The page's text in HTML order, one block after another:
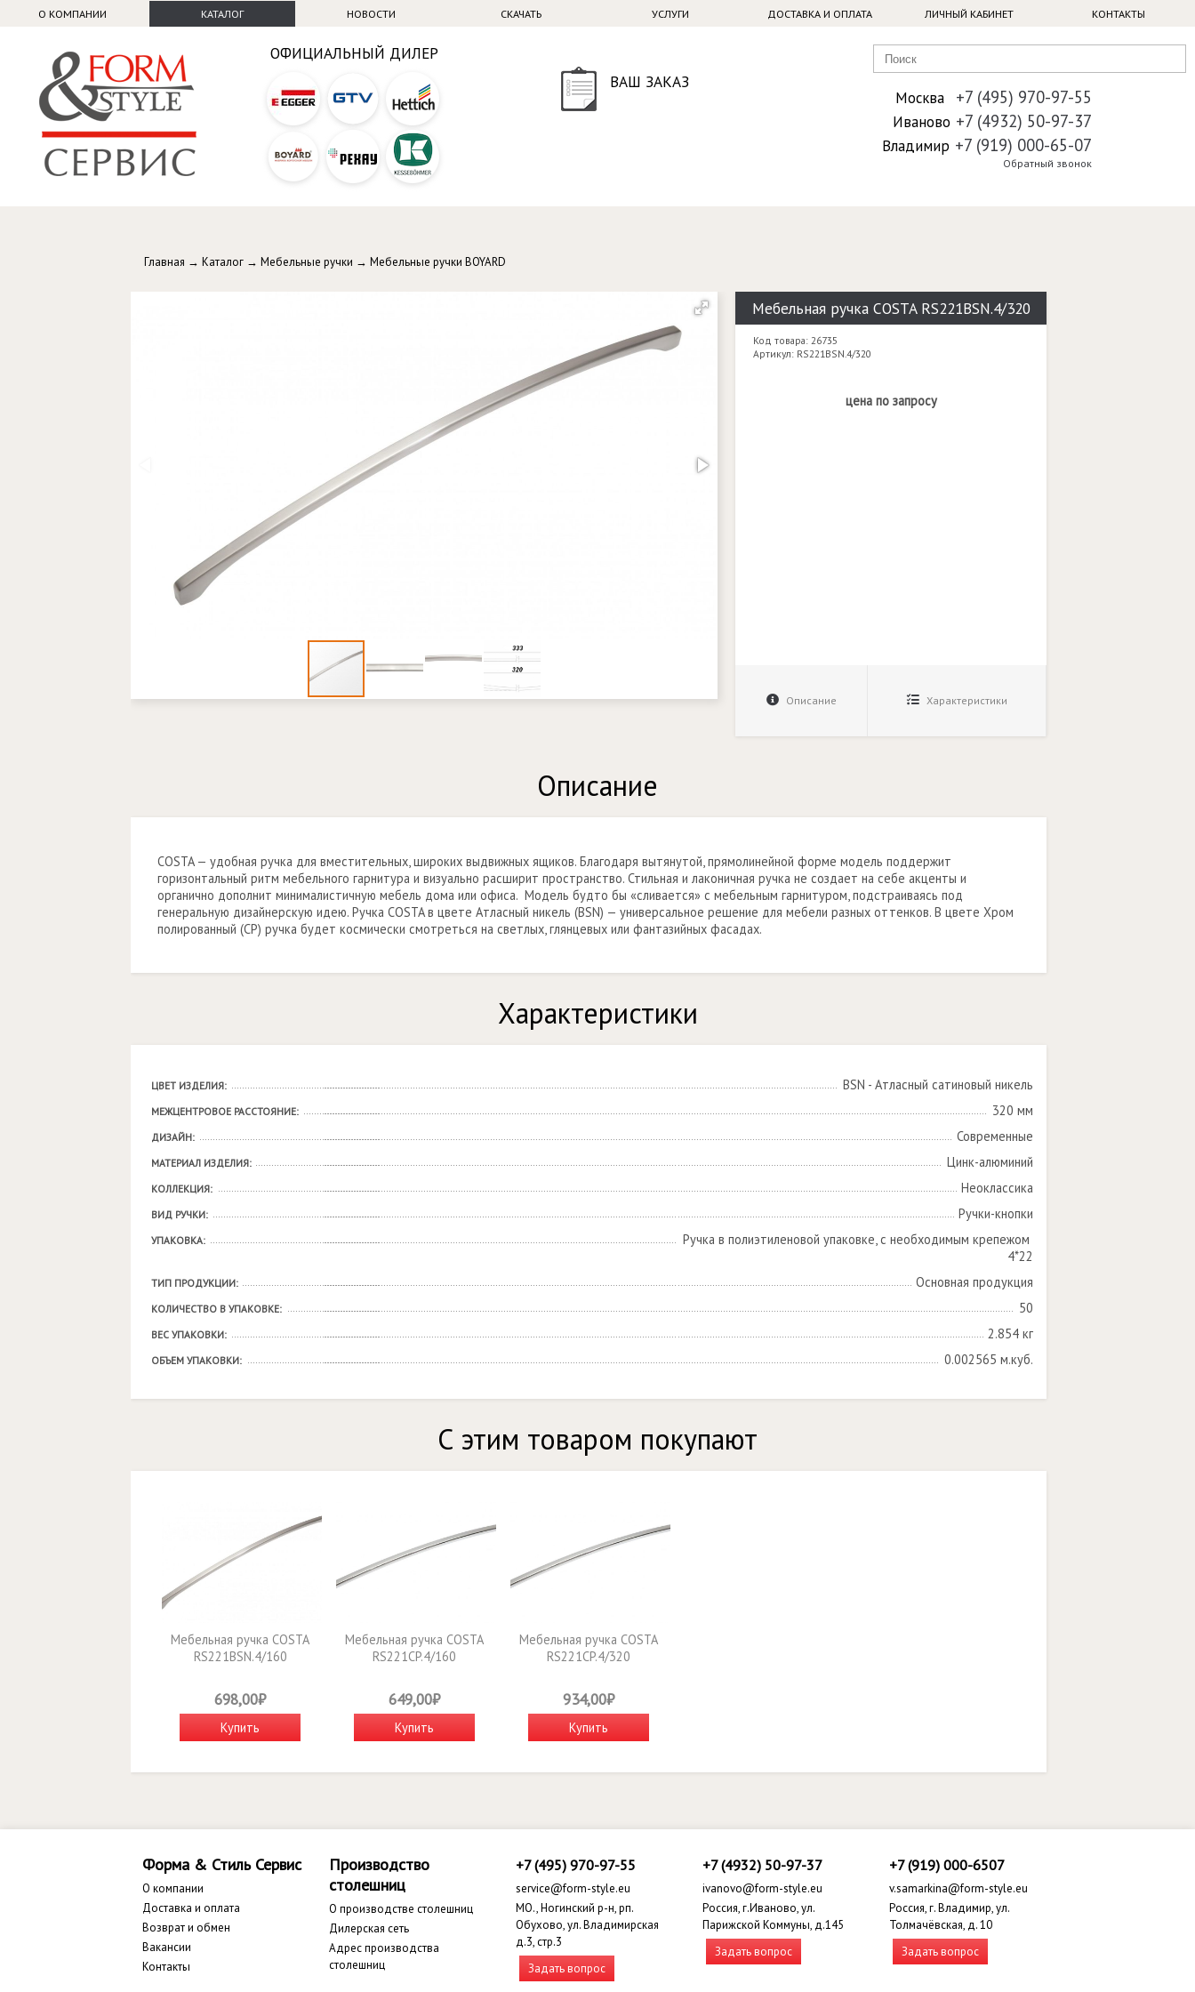
О КОМПАНИИ КАТАЛОГ НОВОСТИ СКАЧАТЬ УСЛУГИ ДОСТАВКА И ОПЛАТА ЛИЧНЫЙ КАБИНЕТ КОНТАКТЫ
ОФИЦИАЛЬНЫЙ ДИЛЕР
ВАШ ЗАКАЗ
Москва +7 (495) 970-97-55
Иваново +7 (4932) 50-97-37
Владимир +7 (919) 000-65-07
Обратный звонок
Главная → Каталог → Мебельные ручки → Мебельные ручки BOYARD
Мебельная ручка COSTA RS221BSN.4/320
Код товара: 26735
Артикул: RS221BSN.4/320
цена по запросу
Описание Характеристики
Описание
COSTA — удобная ручка для вместительных, широких выдвижных ящиков. Благодаря вытянутой, прямолинейной форме модель поддержит
горизонтальный ритм мебельного гарнитура и визуально расширит пространство. Стильная и лаконичная ручка не создает на себе акценты и
органично дополнит минималистичную мебель дома или офиса. Модель будто бы «сливается» с мебельным гарнитуром, подстраиваясь под
генеральную дизайнерскую идею. Ручка COSTA в цвете Атласный никель (BSN) — универсальное решение для мебели разных оттенков. В цвете Хром
полированный (СР) ручка будет космически смотреться на светлых, глянцевых или фантазийных фасадах.
Характеристики
ЦВЕТ ИЗДЕЛИЯ: BSN - Атласный сатиновый никель
МЕЖЦЕНТРОВОЕ РАССТОЯНИЕ: 320 мм
ДИЗАЙН: Современные
МАТЕРИАЛ ИЗДЕЛИЯ: Цинк-алюминий
КОЛЛЕКЦИЯ: Неоклассика
ВИД РУЧКИ: Ручки-кнопки
УПАКОВКА:
Ручка в полиэтиленовой упаковке, с необходимым крепежом
4*22
ТИП ПРОДУКЦИИ: Основная продукция
КОЛИЧЕСТВО В УПАКОВКЕ: 50
ВЕС УПАКОВКИ: 2.854 кг
ОБЪЕМ УПАКОВКИ: 0.002565 м.куб.
С этим товаром покупают
Мебельная ручка COSTA
RS221BSN.4/160
698,00₽
Купить
Мебельная ручка COSTA
RS221CP.4/160
649,00₽
Купить
Мебельная ручка COSTA
RS221CP.4/320
934,00₽
Купить
Форма & Стиль Сервис
О компании
Доставка и оплата
Возврат и обмен
Вакансии
Контакты
Производство
столешниц
О производстве столешниц
Дилерская сеть
Адрес производства
столешниц
+7 (495) 970-97-55
service@form-style.eu
МО., Ногинский р-н, рп.
Обухово, ул. Владимирская
д.3, стр.3
Задать вопрос
+7 (4932) 50-97-37
ivanovo@form-style.eu
Россия, г.Иваново, ул.
Парижской Коммуны, д.145
Задать вопрос
+7 (919) 000-6507
v.samarkina@form-style.eu
Россия, г. Владимир, ул.
Толмачёвская, д. 10
Задать вопрос